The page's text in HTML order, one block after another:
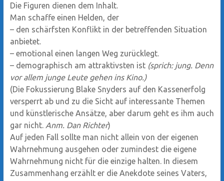
Die Figuren dienen dem Inhalt.
Man schaffe einen Helden, der
– den schärfsten Konflikt in der betreffenden Situation
anbietet.
– emotional einen langen Weg zurücklegt.
– demographisch am attraktivsten ist (sprich: jung. Denn
vor allem junge Leute gehen ins Kino.)
(Die Fokussierung Blake Snyders auf den Kassenerfolg
versperrt ab und zu die Sicht auf interessante Themen
und künstlerische Ansätze, aber darum geht es ihm auch
gar nicht. Anm. Dan Richter)
Auf jeden Fall sollte man nicht allein von der eigenen
Wahrnehmung ausgehen oder zumindest die eigene
Wahrnehmung nicht für die einzige halten. In diesem
Zusammenhang erzählt er die Anekdote seines Vaters,